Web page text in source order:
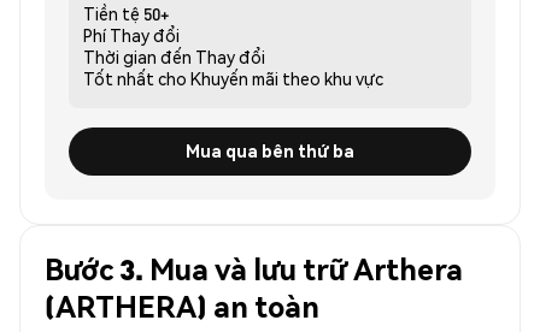
Tiền tệ 50+
Phí Thay đổi
Thời gian đến Thay đổi
Tốt nhất cho Khuyến mãi theo khu vực
Mua qua bên thứ ba
Bước 3. Mua và lưu trữ Arthera
(ARTHERA) an toàn